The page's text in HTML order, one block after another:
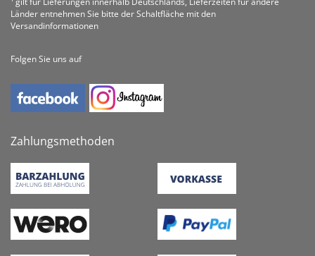
Länder entnehmen Sie bitte der Schaltfläche mit den
Versandinformationen
Folgen Sie uns auf
Zahlungsmethoden